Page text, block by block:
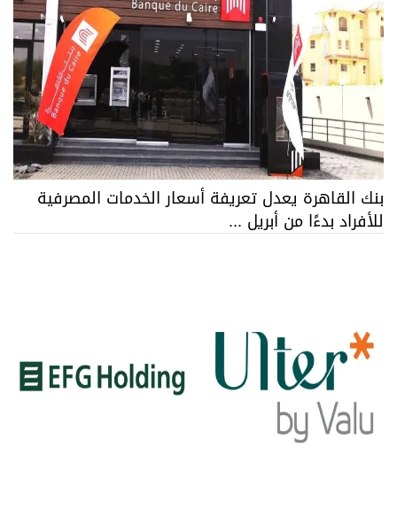
بنك القاهرة يعدل تعريفة أسعار الخدمات المصرفية
للأفراد بدءًا من أبريل ...